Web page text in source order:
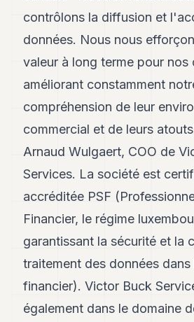
CONTACT
S'ABONNER
contrôlons la diffusion et
données. Nous nous
valeur à long terme pour nos
améliorant constamment
compréhension de leur
commercial et de leurs
Arnaud Wulgaert, COO de
Services. La société est
accréditée PSF
Financier, le régime
garantissant la sécurité et la
traitement des données
financier). Victor Buck
également dans le domaine